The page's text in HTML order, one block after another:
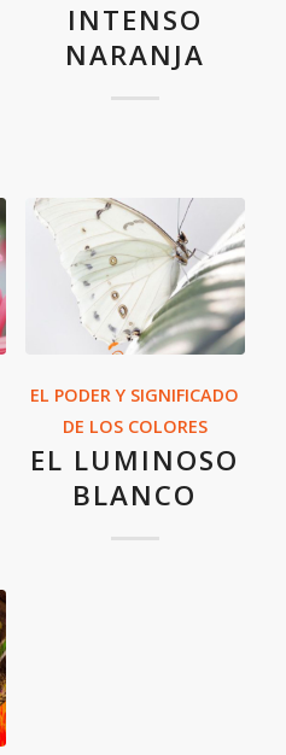
INTENSO
NARANJA
EL PODER Y SIGNIFICADO
DE LOS COLORES
EL LUMINOSO
BLANCO